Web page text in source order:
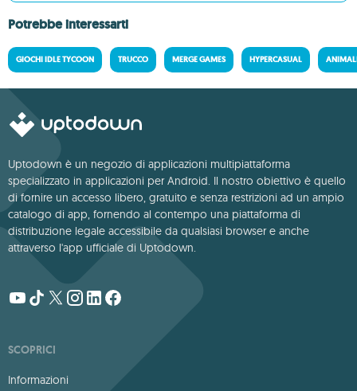
Potrebbe interessarti
GIOCHI IDLE TYCOON TRUCCO MERGE GAMES HYPERCASUAL
Uptodown è un negozio di applicazioni multipiattaforma
specializzato in applicazioni per Android. Il nostro obiettivo è quello
di fornire un accesso libero, gratuito e senza restrizioni ad un ampio
catalogo di app, fornendo al contempo una piattaforma di
distribuzione legale accessibile da qualsiasi browser e anche
attraverso l'app ufficiale di Uptodown.
SCOPRICI
Informazioni